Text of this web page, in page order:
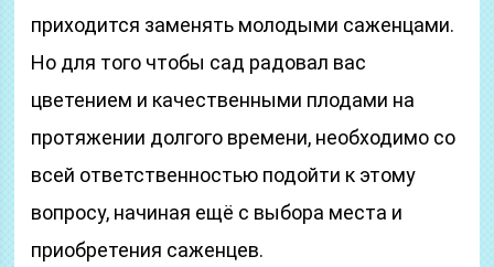
приходится заменять молодыми саженцами.
Но для того чтобы сад радовал вас
цветением и качественными плодами на
протяжении долгого времени, необходимо со
всей ответственностью подойти к этому
вопросу, начиная ещё с выбора места и
приобретения саженцев.